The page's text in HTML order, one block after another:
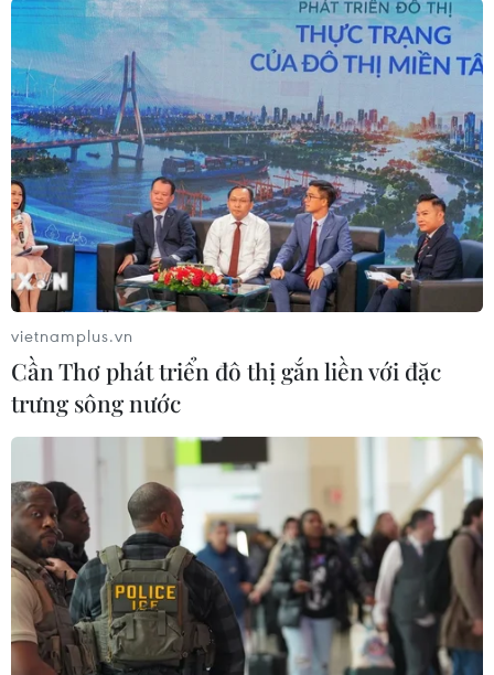
vietnamplus.vn
Cần Thơ phát triển đô thị gắn liền với đặc
trưng sông nước